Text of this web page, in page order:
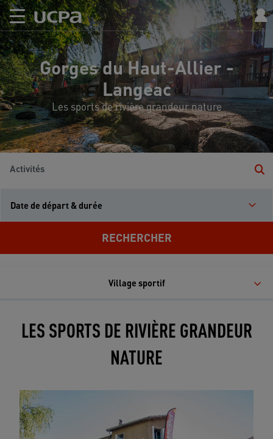
Gorges du Haut-Allier -
Langeac
Les sports de rivière grandeur nature
Activités
Date de départ & durée
RECHERCHER
Village sportif
LES SPORTS DE RIVIÈRE GRANDEUR
NATURE